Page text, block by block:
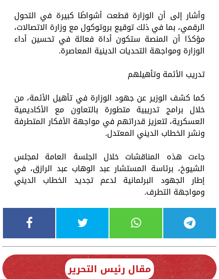
وأشار إلى أن الوزارة قطعت أشواطًا كبيرة في التحول
الرقمي، بما في ذلك توقيع بروتوكول مع وزارة الاتصالات،
مؤكدًا أن المنصة ستكون أداة فعالة في تحسين أداء
الوزارة ومواجهة التحديات الدينية المعاصرة.
تدريب الأئمة وتأهيلهم
كما كشف الوزير عن جهود الوزارة في تأهيل الأئمة، من
خلال برامج تدريبية متطورة بالتعاون مع الأكاديمية
العسكرية، لتعزيز قدراتهم في مواجهة الأفكار المتطرفة
ونشر الخطاب الديني المعتدل.
جاءت هذه المناقشات خلال الجلسة العامة لمجلس
الشيوخ، برئاسة المستشار عبد الوهاب عبد الرازق، في
إطار الجهود البرلمانية لدعم تجديد الخطاب الديني
ومواجهة التطرف.
مقال رئيس التحرير